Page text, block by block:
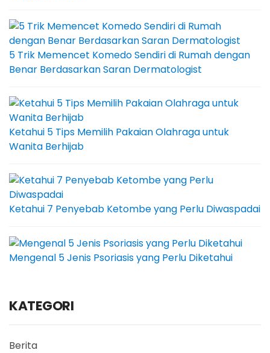
5 Trik Memencet Komedo Sendiri di Rumah dengan
Benar Berdasarkan Saran Dermatologist
Ketahui 5 Tips Memilih Pakaian Olahraga untuk
Wanita Berhijab
Ketahui 7 Penyebab Ketombe yang Perlu Diwaspadai
Mengenal 5 Jenis Psoriasis yang Perlu Diketahui
KATEGORI
Berita